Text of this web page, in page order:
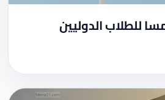
للطلاب الدوليين